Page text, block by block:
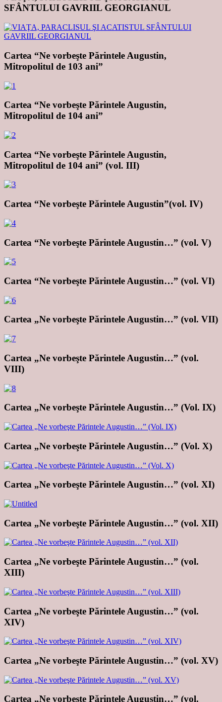
SFÂNTULUI GAVRIIL GEORGIANUL
Cartea “Ne vorbeşte Părintele Augustin,
Mitropolitul de 103 ani”
Cartea “Ne vorbeşte Părintele Augustin,
Mitropolitul de 104 ani”
Cartea “Ne vorbeşte Părintele Augustin,
Mitropolitul de 104 ani” (vol. III)
Cartea “Ne vorbeşte Părintele Augustin”(vol. IV)
Cartea “Ne vorbeşte Părintele Augustin…” (vol. V)
Cartea “Ne vorbeşte Părintele Augustin…” (vol. VI)
Cartea „Ne vorbeşte Părintele Augustin…” (vol. VII)
Cartea „Ne vorbeşte Părintele Augustin…” (vol.
VIII)
Cartea „Ne vorbeşte Părintele Augustin…” (Vol. IX)
Cartea „Ne vorbeşte Părintele Augustin…” (Vol. X)
Cartea „Ne vorbeşte Părintele Augustin…” (vol. XI)
Cartea „Ne vorbeşte Părintele Augustin…” (vol. XII)
Cartea „Ne vorbeşte Părintele Augustin…” (vol.
XIII)
Cartea „Ne vorbeşte Părintele Augustin…” (vol.
XIV)
Cartea „Ne vorbeşte Părintele Augustin…” (vol. XV)
Cartea „Ne vorbeşte Părintele Augustin…” (vol.